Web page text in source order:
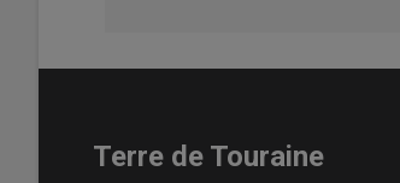
Terre de Touraine